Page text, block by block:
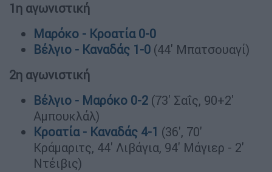
1η αγωνιστική
Μαρόκο - Κροατία 0-0
Βέλγιο - Καναδάς 1-0 (44' Μπατσουαγί)
2η αγωνιστική
Βέλγιο - Μαρόκο 0-2 (73' Σαΐς, 90+2'
Αμπουκλάλ)
Κροατία - Καναδάς 4-1 (36', 70'
Κράμαριτς, 44' Λιβάγια, 94' Μάγιερ - 2'
Ντέιβις)